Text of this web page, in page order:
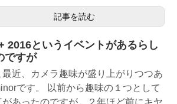
記事を読む
2016というイベントがあるらし
ですが
最近、カメラ趣味が盛り上がりつつあ
です。 以前から趣味の１つとして
があったのですが、２年ほど前にキヤ